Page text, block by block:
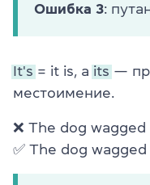
Ошибка 3:
It's = it is, а its —
местоимение.
❌ The dog wagged
✅ The dog wagged